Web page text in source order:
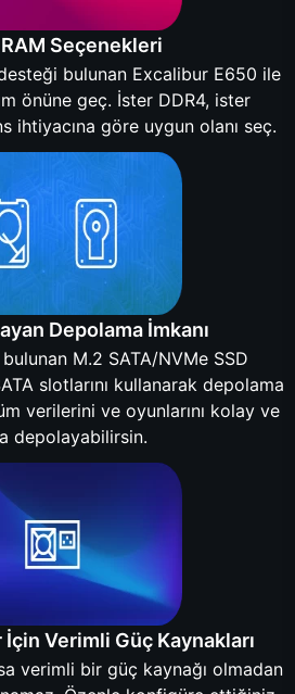
Seçenekleri
bulunan Excalibur E650 ile
önüne geç. İster DDR4, ister
ihtiyacına göre uygun olanı seç.
Depolama İmkanı
M.2 SATA/NVMe SSD
slotlarını kullanarak depolama
verilerini ve oyunlarını kolay ve
depolayabilirsin.
Verimli Güç Kaynakları
verimli bir güç kaynağı olmadan